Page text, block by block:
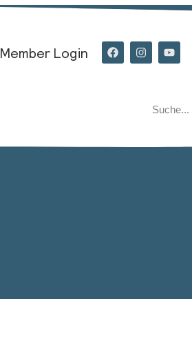
Member Login